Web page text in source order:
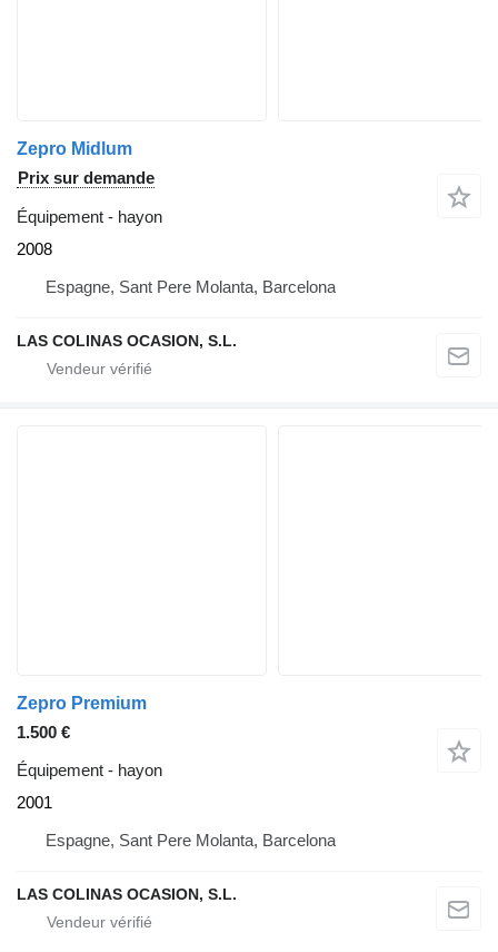
Zepro Midlum
Prix sur demande
Équipement - hayon
2008
Espagne, Sant Pere Molanta, Barcelona
LAS COLINAS OCASION, S.L.
Zepro Premium
1.500 €
Équipement - hayon
2001
Espagne, Sant Pere Molanta, Barcelona
LAS COLINAS OCASION, S.L.